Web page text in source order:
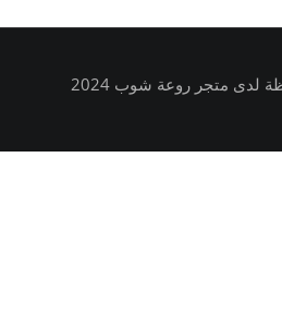
متجر روعة شوب 2024